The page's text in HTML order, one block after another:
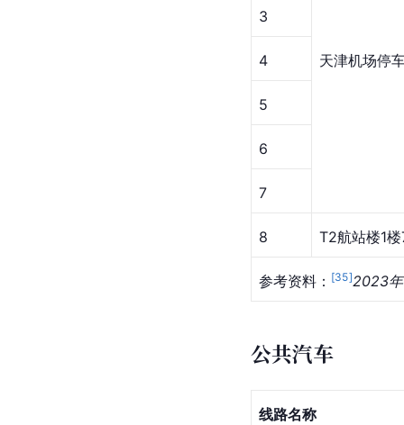
天津机场停
3
4
5
6
7
8 T2航站楼1
参考资料： [35]2023年
公共汽车
线路名称